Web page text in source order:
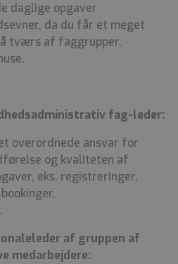
daglige opgaver
da du får et meget
tværs af faggrupper,
fag-leder:
overordnede ansvar for
og kvaliteten af
eks. registreringer,
af gruppen af
medarbejdere: